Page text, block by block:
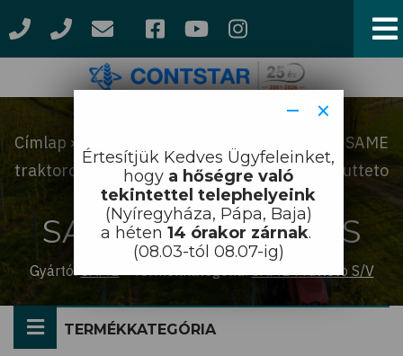
Morzsa
Címlap
SAME
traktorok
SAME Frutteto
SAME Frutteto
S/V
Frutteto S GS
SAME Frutteto S GS
Gyártó:SAME-Termékkategória:SAME Frutteto S/V
TERMÉKKATEGÓRIA
×
−
Értesítjük Kedves Ügyfeleinket,
hogy a hőségre való
tekintettel telephelyeink
(Nyíregyháza, Pápa, Baja)
a héten 14 órakor zárnak.
(08.03-tól 08.07-ig)